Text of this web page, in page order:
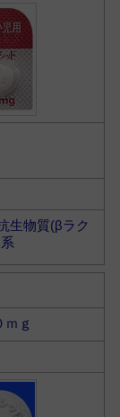
生物質(βラク
ｇ